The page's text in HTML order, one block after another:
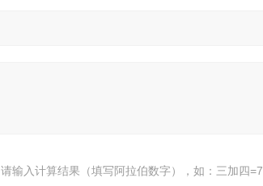
请输入计算结果（填写阿拉伯数字），如：三加四=7